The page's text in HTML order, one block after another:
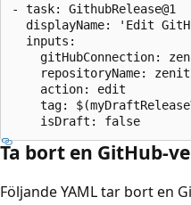
- task: GithubRelease@1
displayName: 'Edit
  inputs:
gitHubConnection:
repositoryName:
    action: edit
tag:
Ta bort en GitHub-
Följande YAML tar bort en